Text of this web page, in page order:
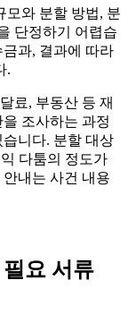
모와 분할 방법, 분
단정하기 어렵습
과, 결과에 따라
.
료, 부동산 등 재
조사하는 과정
니다. 분할 대상
다툼의 정도가
내는 사건 내용
요 서류